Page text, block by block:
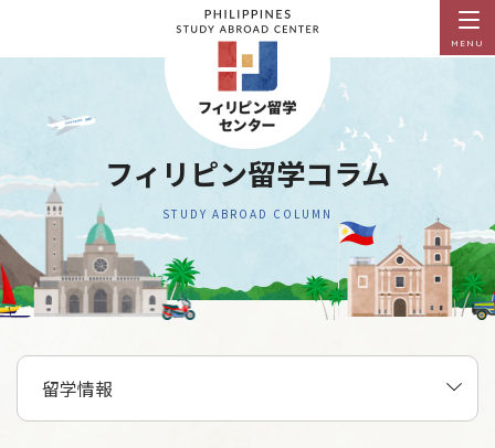
MENU
フィリピン留学コラム
STUDY ABROAD COLUMN